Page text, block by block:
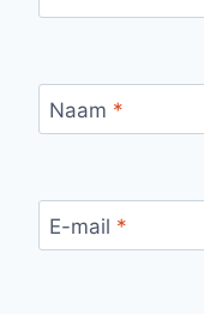
Naam *
E-mail *